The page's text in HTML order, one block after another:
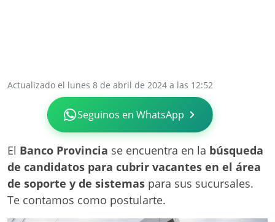
Actualizado el lunes 8 de abril de 2024 a las 12:52
Seguinos en WhatsApp
El Banco Provincia se encuentra en la búsqueda
de candidatos para cubrir vacantes en el área
de soporte y de sistemas para sus sucursales.
Te contamos como postularte.